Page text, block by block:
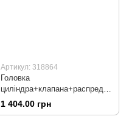
Артикул: 318864
Головка
циліндра+клапана+распредва
л+кришки в зборі 110сс
1 404.00 грн